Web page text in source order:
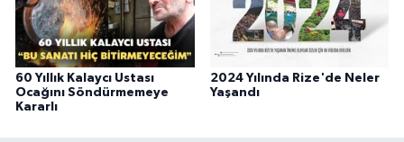
60 Yıllık Kalaycı Ustası
Ocağını Söndürmemeye
Kararlı
2024 Yılında Rize'de Neler
Yaşandı